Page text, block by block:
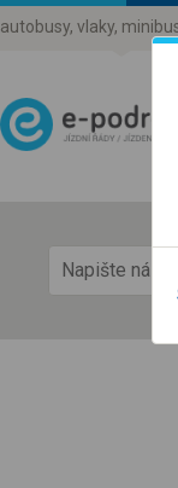
autobusy, vlaky,